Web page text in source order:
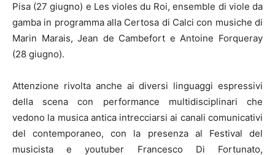
Pisa (27 giugno) e Les violes du Roi, ensemble di viole da
gamba in programma alla Certosa di Calci con musiche di
Marin Marais, Jean de Cambefort e Antoine Forqueray
(28 giugno).
Attenzione rivolta anche ai diversi linguaggi espressivi
della scena con performance multidisciplinari che
vedono la musica antica intrecciarsi ai canali comunicativi
del contemporaneo, con la presenza al Festival del
musicista e youtuber Francesco Di Fortunato,